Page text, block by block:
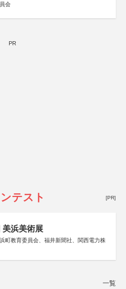
会
PR
テスト [PR]
美浜美術展
町教育委員会、福井新聞社、関西電力株
一覧